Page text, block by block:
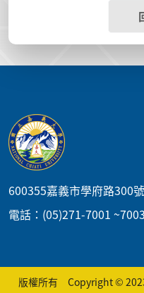
600355嘉義市學府路300
電話：(05)271-7001
版權所有 Copyright ©